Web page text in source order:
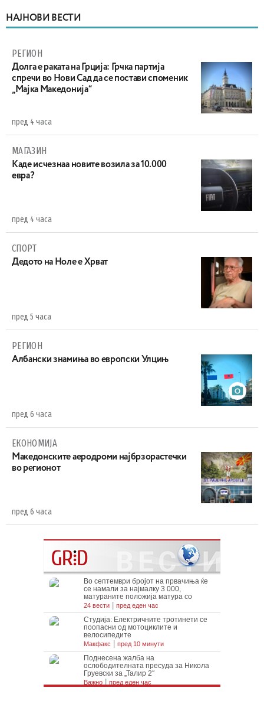
НАЈНОВИ ВЕСТИ
РЕГИОН
Долга е раката на Грција: Грчка партија
спречи во Нови Сад да се постави споменик
„Мајка Македонија“
пред 4 часа
МАГАЗИН
Каде исчезнаа новите возила за 10.000
евра?
пред 4 часа
СПОРТ
Дедото на Ноле е Хрват
пред 5 часа
РЕГИОН
Aлбански знамиња во европски Улцињ
пред 6 часа
ЕКОНОМИЈА
Maкедонските аеродроми најбрзорастечки
во регионот
пред 6 часа